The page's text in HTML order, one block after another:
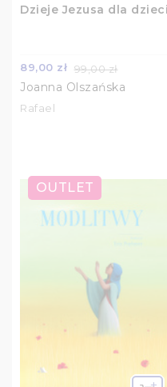
Dzieje Jezusa dla dzieci
89,00 zł 99,00 zł
Joanna Olszańska
Rafael
OUTLET